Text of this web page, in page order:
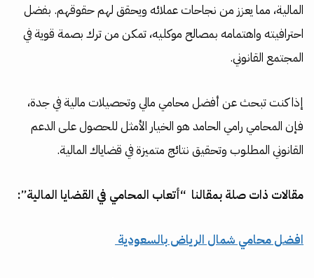
المالية، مما يعزز من نجاحات عملائه ويحقق لهم حقوقهم. بفضل
احترافيته واهتمامه بمصالح موكليه، تمكن من ترك بصمة قوية في
المجتمع القانوني.
إذا كنت تبحث عن أفضل محامي مالي وتحصيلات مالية في جدة،
فإن المحامي رامي الحامد هو الخيار الأمثل للحصول على الدعم
القانوني المطلوب وتحقيق نتائج متميزة في قضاياك المالية.
مقالات ذات صلة بمقالنا “أتعاب المحامي في القضايا المالية”:
افضل محامي شمال الرياض بالسعودية